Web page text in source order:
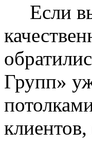
Если вы
Групп»